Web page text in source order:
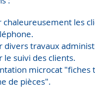
chaleureusement les
divers travaux
le suivi des clients.
microcat "fiches
de pièces".